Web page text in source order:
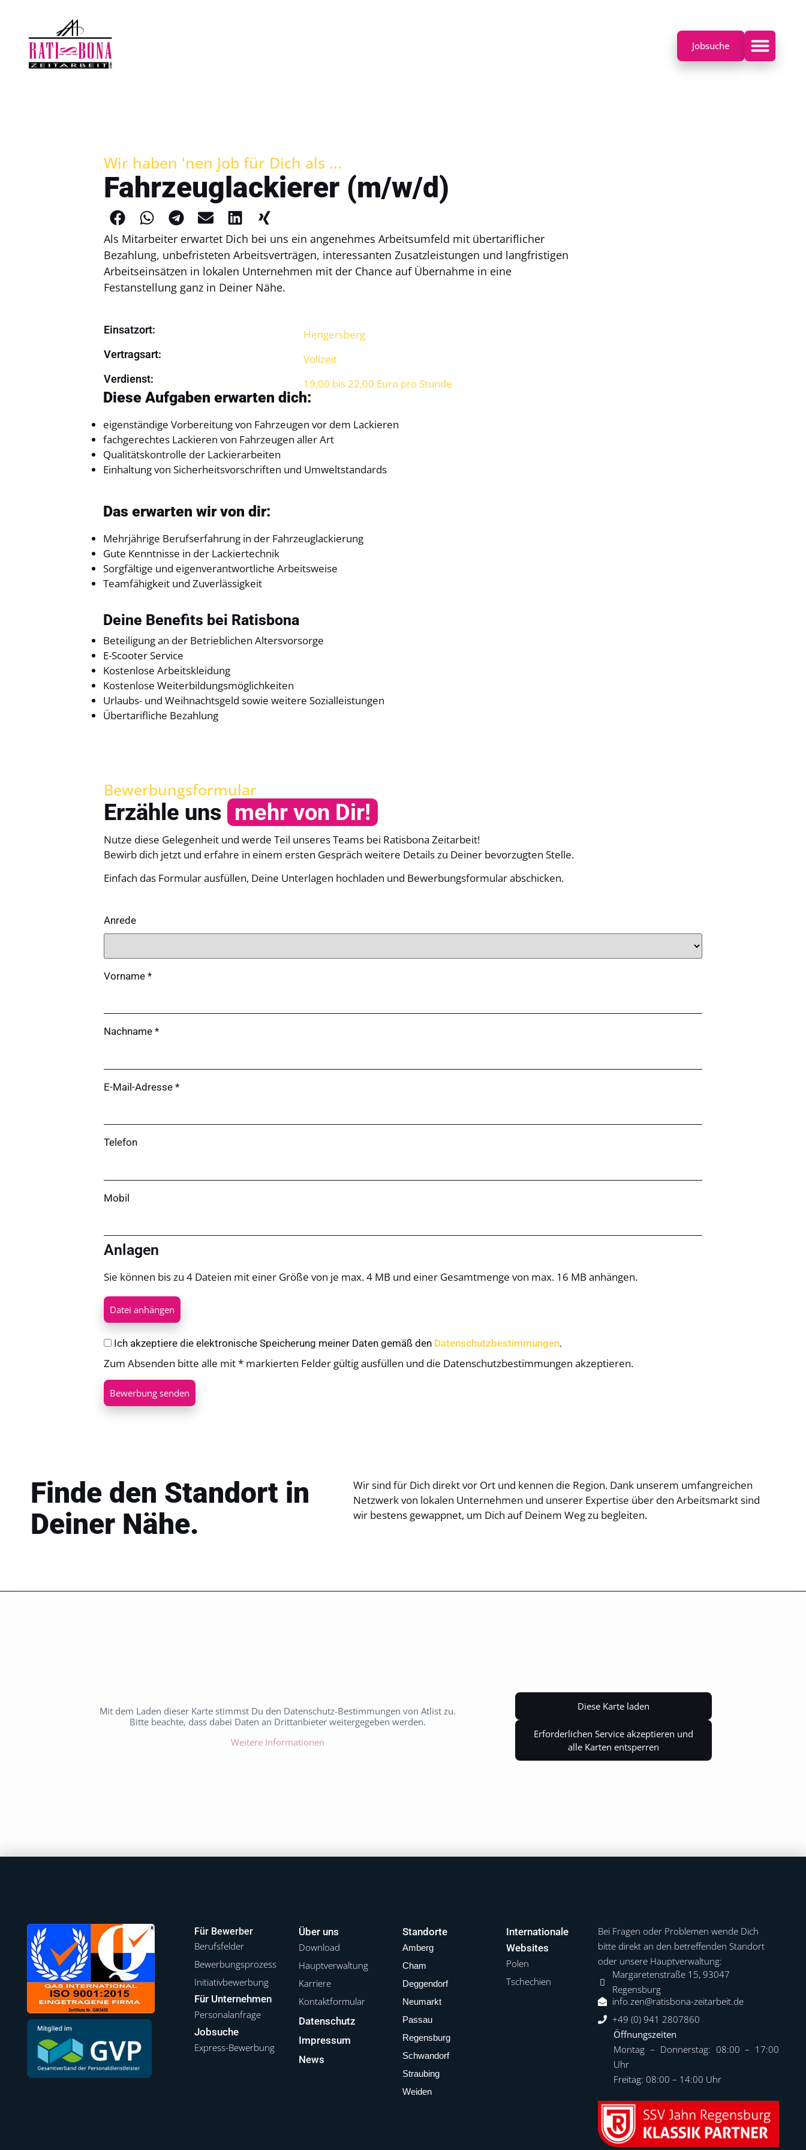
Jobsuche
Wir haben 'nen Job für Dich als ...
Fahrzeuglackierer (m/w/d)
Als Mitarbeiter erwartet Dich bei uns ein angenehmes Arbeitsumfeld mit übertariflicher
Bezahlung, unbefristeten Arbeitsverträgen, interessanten Zusatzleistungen und langfristigen
Arbeitseinsätzen in lokalen Unternehmen mit der Chance auf Übernahme in eine
Festanstellung ganz in Deiner Nähe.
Einsatzort: Hengersberg
Vertragsart: Vollzeit
Verdienst: 19,00 bis 22,00 Euro pro Stunde
Diese Aufgaben erwarten dich:
eigenständige Vorbereitung von Fahrzeugen vor dem Lackieren
fachgerechtes Lackieren von Fahrzeugen aller Art
Qualitätskontrolle der Lackierarbeiten
Einhaltung von Sicherheitsvorschriften und Umweltstandards
Das erwarten wir von dir:
Mehrjährige Berufserfahrung in der Fahrzeuglackierung
Gute Kenntnisse in der Lackiertechnik
Sorgfältige und eigenverantwortliche Arbeitsweise
Teamfähigkeit und Zuverlässigkeit
Deine Benefits bei Ratisbona
Beteiligung an der Betrieblichen Altersvorsorge
E-Scooter Service
Kostenlose Arbeitskleidung
Kostenlose Weiterbildungsmöglichkeiten
Urlaubs- und Weihnachtsgeld sowie weitere Sozialleistungen
Übertarifliche Bezahlung
Bewerbungsformular
Erzähle uns mehr von Dir!
Nutze diese Gelegenheit und werde Teil unseres Teams bei Ratisbona Zeitarbeit!
Bewirb dich jetzt und erfahre in einem ersten Gespräch weitere Details zu Deiner bevorzugten Stelle.
Einfach das Formular ausfüllen, Deine Unterlagen hochladen und Bewerbungsformular abschicken.
Anrede
Vorname *
Nachname *
E-Mail-Adresse *
Telefon
Mobil
Anlagen
Sie können bis zu 4 Dateien mit einer Größe von je max. 4 MB und einer Gesamtmenge von max. 16 MB anhängen.
Datei anhängen
Ich akzeptiere die elektronische Speicherung meiner Daten gemäß den Datenschutzbestimmungen.
Zum Absenden bitte alle mit * markierten Felder gültig ausfüllen und die Datenschutzbestimmungen akzeptieren.
Bewerbung senden
Finde den Standort in
Deiner Nähe.
Wir sind für Dich direkt vor Ort und kennen die Region. Dank unserem umfangreichen
Netzwerk von lokalen Unternehmen und unserer Expertise über den Arbeitsmarkt sind
wir bestens gewappnet, um Dich auf Deinem Weg zu begleiten.
Mit dem Laden dieser Karte stimmst Du den Datenschutz-Bestimmungen von Atlist zu.
Bitte beachte, dass dabei Daten an Drittanbieter weitergegeben werden.
Weitere Informationen
Diese Karte laden
Erforderlichen Service akzeptieren und
alle Karten entsperren
Für Bewerber
Berufsfelder
Bewerbungsprozess
Initiativbewerbung
Für Unternehmen
Personalanfrage
Jobsuche
Express-Bewerbung
Über uns
Download
Hauptverwaltung
Karriere
Kontaktformular
Datenschutz
Impressum
News
Standorte
Amberg
Cham
Deggendorf
Neumarkt
Passau
Regensburg
Schwandorf
Straubing
Weiden
Internationale
Websites
Polen
Tschechien
Bei Fragen oder Problemen wende Dich
bitte direkt an den betreffenden Standort
oder unsere Hauptverwaltung:
Margaretenstraße 15, 93047
Regensburg
info.zen@ratisbona-zeitarbeit.de
+49 (0) 941 2807860
Öffnungszeiten
Montag – Donnerstag: 08:00 – 17:00
Uhr
Freitag: 08:00 – 14:00 Uhr